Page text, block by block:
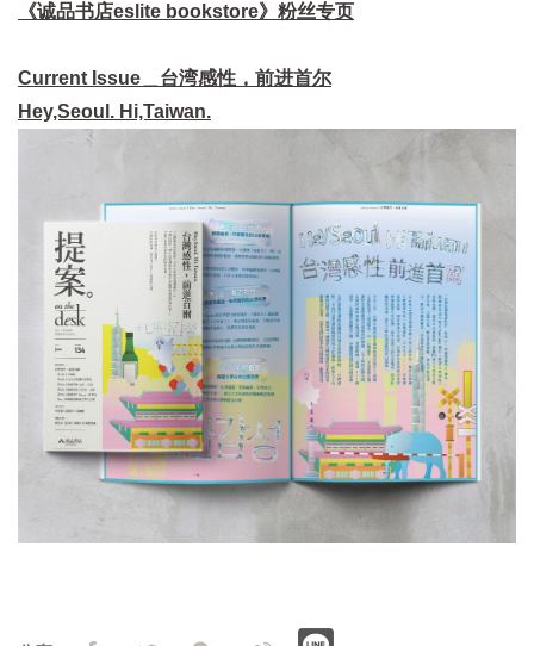
《诚品书店eslite bookstore》粉丝专页
Current Issue＿台湾感性，前进首尔
Hey,Seoul. Hi,Taiwan.